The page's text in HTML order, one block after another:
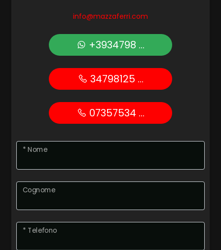
info@mazzaferri.com
+3934798 ...
34798125 ...
07357534 ...
* Nome
Cognome
* Telefono
Posto auto/Box
Balcone/Terrazzo
Ascensore
Arredato